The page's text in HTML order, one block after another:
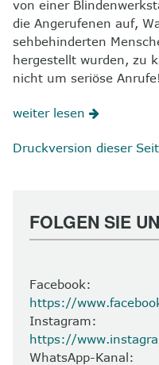
von einer
die Angerufenen auf,
sehbehinderten
hergestellt wurden, zu
nicht um seriöse Anrufe!
weiter lesen
Druckversion dieser
FOLGEN SIE
Facebook:
https://
Instagram:
https://
WhatsApp-Kanal: